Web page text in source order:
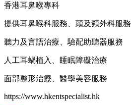
香港耳鼻喉專科
提供耳鼻喉科服務、頭及頸外科服務
聽力及言語治療、驗配助聽器服務
人工耳蝸植入、睡眠障礙治療
面部整形治療、醫學美容服務
https://www.hkentspecialist.hk